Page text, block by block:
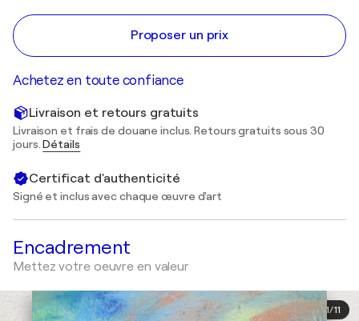
Proposer un prix
Achetez en toute confiance
Livraison et retours gratuits
Livraison et frais de douane inclus. Retours gratuits sous 30
jours.Détails
Certificat d'authenticité
Signé et inclus avec chaque œuvre d'art
Encadrement
Mettez votre oeuvre en valeur
1/11